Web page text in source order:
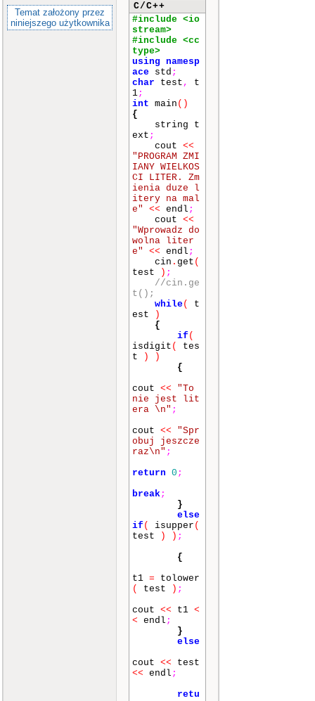
Temat założony przez
niniejszego użytkownika
C/C++
#include <io
stream>
#include <cc
type>
using namesp
ace std ;
char test ,
t
1;
int main ()
{
string t
ext ;
cout <<
"PROGRAM ZMI
IANY WIELKOS
CI LITER. Zm
ienia duze l
itery na mal
e"
<< endl ;
cout <<
"Wprowadz do
wolna liter
e"
<< endl ;
cin . get (
test
) ;
//cin.ge
t();
while(
t
est
)
{
if (
isdigit (
tes
t
)
)
{
cout <<
"To
nie jest lit
era \n" ;
cout <<
"Spr
obuj jeszcze
raz\n" ;
return 0 ;
break;
}
else
if ( isupper (
test
) ) ;
{
t1 = tolower
(
test ) ;
cout << t1 <
< endl ;
}
else
cout << test
<< endl ;
retu